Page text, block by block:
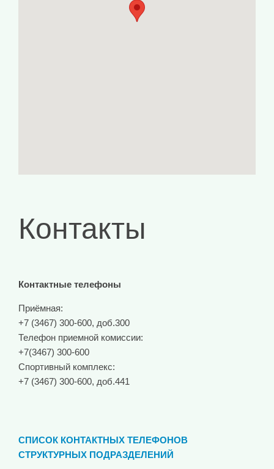
Контакты
Контактные телефоны
Приёмная:
+7 (3467) 300-600, доб.300
Телефон приемной комиссии:
+7(3467) 300-600
Спортивный комплекс:
+7 (3467) 300-600, доб.441
СПИСОК КОНТАКТНЫХ ТЕЛЕФОНОВ
СТРУКТУРНЫХ ПОДРАЗДЕЛЕНИЙ